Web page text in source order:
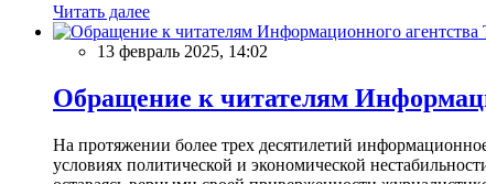
Читать далее
13 февраль 2025, 14:02
Обращение к читателям
На протяжении более трех десятилетий
условиях политической и экономической